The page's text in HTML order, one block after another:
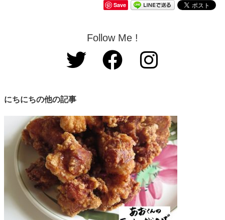
Save
Follow Me !
にちにちの他の記事